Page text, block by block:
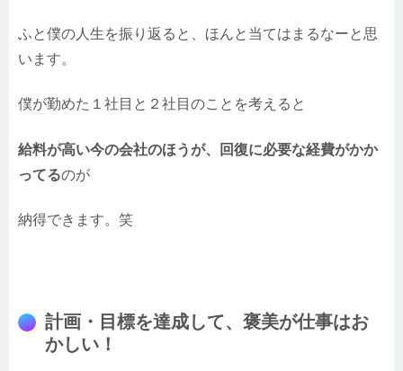
ふと僕の人生を振り返ると、ほんと当てはまるなーと思
います。
僕が勤めた１社目と２社目のことを考えると
給料が高い今の会社のほうが、回復に必要な経費がかか
ってるのが
納得できます。笑
計画・目標を達成して、褒美が仕事はお
かしい！